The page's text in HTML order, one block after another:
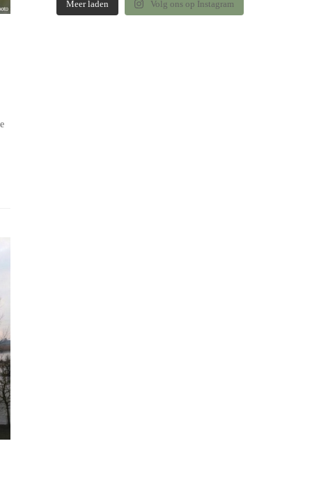
Meer laden Volg ons op Instagram